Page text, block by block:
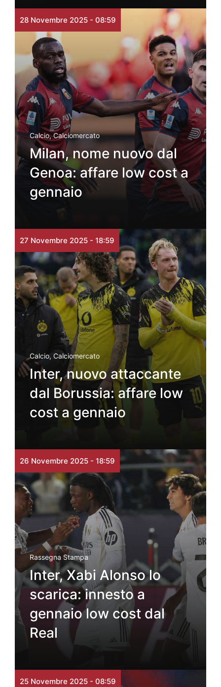
28 Novembre 2025 - 08:59
Calcio,Calciomercato
Milan, nome nuovo dal
Genoa: affare low cost a
gennaio
27 Novembre 2025 - 18:59
Calcio, Calciomercato
Inter, nuovo attaccante
dal Borussia: affare low
cost a gennaio
26 Novembre 2025 - 18:59
Rassegna Stampa
Inter, Xabi Alonso lo
scarica: innesto a
gennaio low cost dal
Real
25 Novembre 2025 - 08:59